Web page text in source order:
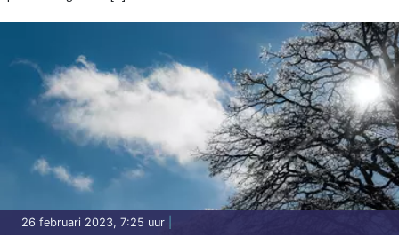
26 februari 2023, 7:25 uur